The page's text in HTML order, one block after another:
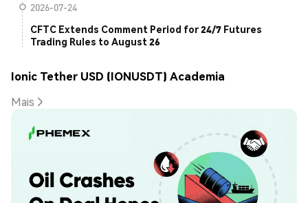
2026-07-24
CFTC Extends Comment Period for 24/7 Futures
Trading Rules to August 26
Ionic Tether USD (IONUSDT) Academia
Mais